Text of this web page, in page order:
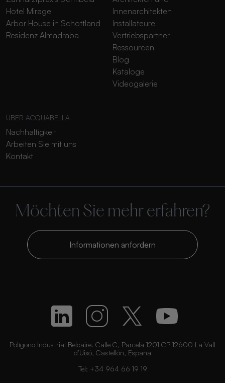
Hotel Mirage
Arbor House in Schottland
Residenz Almadraba
Innenarchitekten
Installateure
Vertriebspartner
Ressourcen
Blog
Kataloge
Videogalerie
ÜBER ACQUABELLA
Nachhaltigkeit
Arbeiten Sie mit uns
Kontakt
Möchten Sie mehr erfahren?
Informationen anfordern
Polígono Industrial Belcaire. Calle C, Parcela 1201 CP 12600 La Vall
d’Uixó, Castellón, España
Tel: +34 964 66 19 19